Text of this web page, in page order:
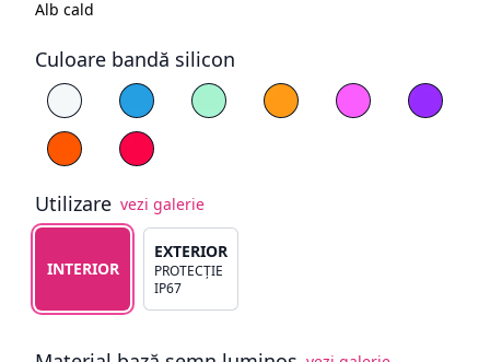
Alb cald
Culoare bandă silicon
Alege culoare silicon
Alb Albastru Cyan Galben Magenta
Mov
PortocaliuRoșu
Utilizare vezi galerie
Alege tipul de utilizare
INTERIOR
EXTERIOR
PROTECȚIE
IP67